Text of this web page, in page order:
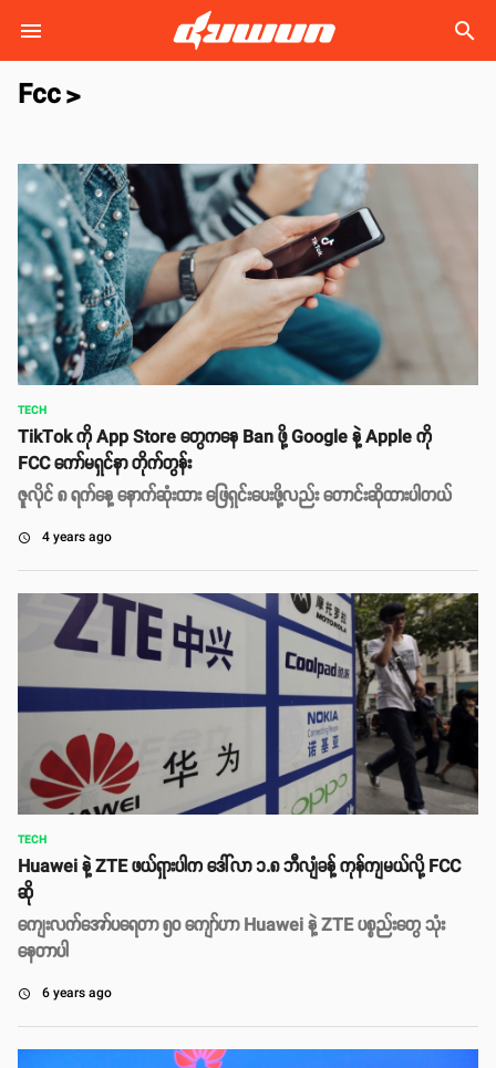
search
Fcc>
TECH
TikTok ကို App Store တွေကနေ Ban ဖို့ Google နဲ့ Apple ကို
FCC ကော်မရှင်နာ တိုက်တွန်း
ဇူလိုင် ၈ ရက်နေ့ နောက်ဆုံးထား ဖြေရှင်းပေးဖို့လည်း တောင်းဆိုထားပါတယ်
access_time 4 years ago
TECH
Huawei နဲ့ ZTE ဖယ်ရှားပါက ဒေါ်လာ ၁.၈ ဘီလျံခန့် ကုန်ကျမယ်လို့ FCC
ဆို
ကျေးလက်အော်ပရေတာ ၅၀ ကျော်ဟာ Huawei နဲ့ ZTE ပစ္စည်းတွေ သုံး
နေတာပါ
access_time 6 years ago